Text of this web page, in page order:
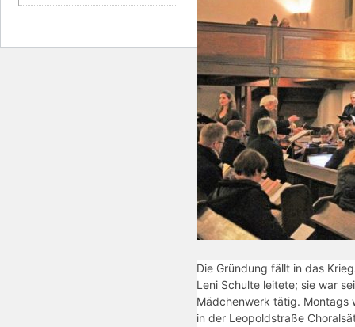
Die Gründung fällt in das
Leni Schulte leitete; sie war
Mädchenwerk tätig. Montags
in der Leopoldstraße